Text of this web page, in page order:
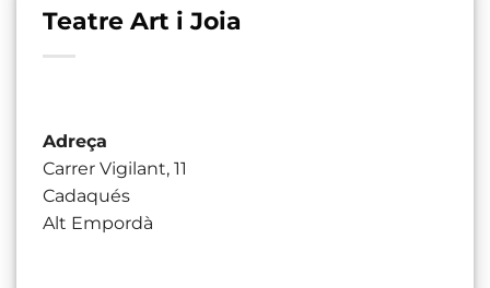
Teatre Art i Joia
Adreça
Carrer Vigilant, 11
Cadaqués
Alt Empordà